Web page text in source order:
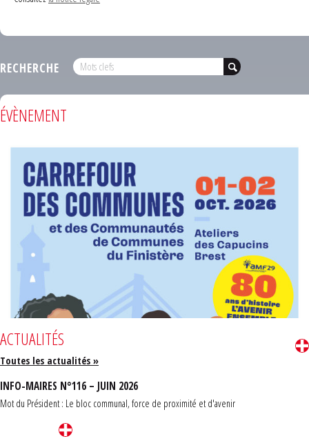
RECHERCHE
ÉVÈNEMENT
ACTUALITÉS
Toutes les actualités »
INFO-MAIRES N°116 – JUIN 2026
Mot du Président : Le bloc communal, force de proximité et d'avenir